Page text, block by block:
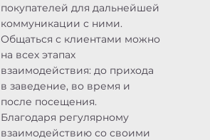
покупателей для дальнейшей
коммуникации с ними.
Общаться с клиентами можно
на всех этапах
взаимодействия: до прихода
в заведение, во время и
после посещения.
Благодаря регулярному
взаимодействию со своими